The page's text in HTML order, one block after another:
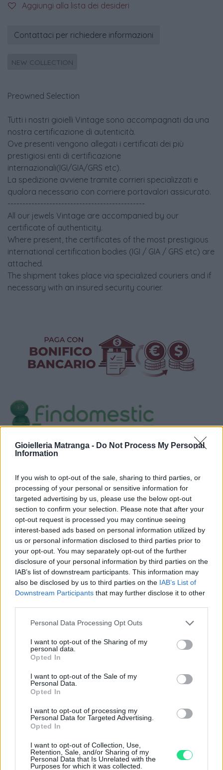
Gioielleria Matranga - Do Not Process My Personal
Information
If you wish to opt-out of the sale, sharing to third parties, or
processing of your personal or sensitive information for
targeted advertising by us, please use the below opt-out
section to confirm your selection. Please note that after your
opt-out request is processed you may continue seeing
interest-based ads based on personal information utilized by
us or personal information disclosed to third parties prior to
your opt-out. You may separately opt-out of the further
disclosure of your personal information by third parties on the
IAB’s list of downstream participants. This information may
also be disclosed by us to third parties on the IAB’s List of
Downstream Participants that may further disclose it to other
Please note that this website/app uses one or more Google
not limited to your visit or usage behaviour. You may click to
grant or deny consent to Google and its third-party tags to
use your data for below specified purposes in below Google
consent section.
Personal Data Processing Opt Outs
I want to opt-out of the Sharing of my
personal data.
Opted In
I want to opt-out of the Sale of my
Personal Data.
Opted In
I want to opt-out of processing my
Personal Data for Targeted Advertising.
Opted In
I want to opt-out of Collection, Use,
Retention, Sale, and/or Sharing of my
Personal Data that Is Unrelated with the
Purposes for which it was collected.
Aggiungi alla lista dei desideri
Contattaci per richiedere informazioni
NEW COLLECTION
Preowned Selection
Tutti i nostri gioielli Vintage sono accompagnati da una
nostra certificazione di autenticità.
Ove presenti vengono allegati i certificati dei più
prestigiosi enti di certificazione
internazionali(IGI/GIA/GRS etc).
La spedizione avviene tramite corrieri specializzati e
qualora necessario con corriere portavalori assicurato.
----------------------------------------------
All our jewels Vintage are accompanied by our
certificate of authenticity.
Where present, the certificates of the most prestigious
international certification bodies (IGI / GIA / GRS etc) are
attached.
The shipment takes place via specialized couriers and if
necessary with an insured security courier.
Visualizza proposte di finanziamento
Caratteristiche Prodotto
iRef:120
Google
4.8
Basato su 408 reviews
Powered byLocalImpact
nostro laboratorio di assistenza.
Reso facile e gratuitoentro 28 giorni.
Spedizione gratuita
per ordini superiori a 150 euro.
all'acquisto